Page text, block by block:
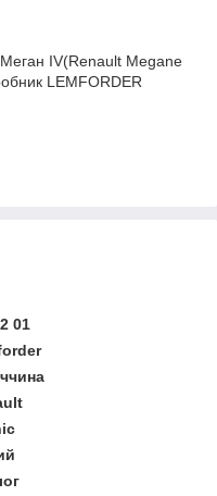
IV(Renault Megane
LEMFORDER
01